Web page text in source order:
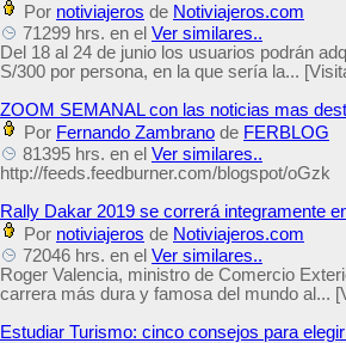
Por notiviajeros de Notiviajeros.com
71299 hrs. en el Ver similares..
Del 18 al 24 de junio los usuarios podrán
S/300 por persona, en la que sería la...
ZOOM SEMANAL con las noticias mas
Por Fernando Zambrano de FERBLOG
81395 hrs. en el Ver similares..
http://feeds.feedburner.com/blogspot/oGzk
Rally Dakar 2019 se correrá integramente
Por notiviajeros de Notiviajeros.com
72046 hrs. en el Ver similares..
Roger Valencia, ministro de Comercio
carrera más dura y famosa del mundo al...
Estudiar Turismo: cinco consejos para